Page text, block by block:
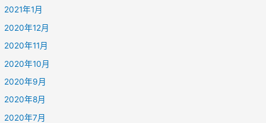
2021年1月
2020年12月
2020年11月
2020年10月
2020年9月
2020年8月
2020年7月